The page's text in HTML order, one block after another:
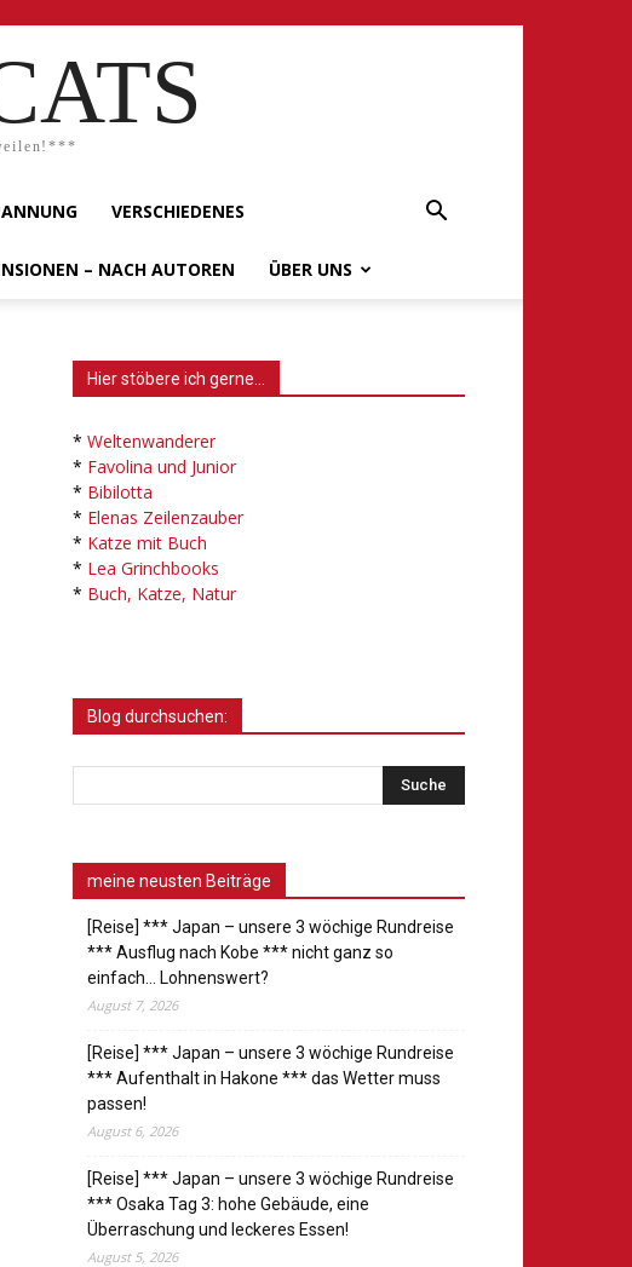
VERSCHIEDENES
– NACH AUTOREN ÜBER UNS
Hier stöbere ich gerne…
* Weltenwanderer
* Favolina und Junior
* Bibilotta
* Elenas Zeilenzauber
* Katze mit Buch
* Lea Grinchbooks
* Buch, Katze, Natur
Blog durchsuchen:
meine neusten Beiträge
[Reise] *** Japan – unsere 3 wöchige Rundreise
*** Ausflug nach Kobe *** nicht ganz so
einfach… Lohnenswert?
August 7, 2026
[Reise] *** Japan – unsere 3 wöchige Rundreise
*** Aufenthalt in Hakone *** das Wetter muss
passen!
August 6, 2026
[Reise] *** Japan – unsere 3 wöchige Rundreise
*** Osaka Tag 3: hohe Gebäude, eine
Überraschung und leckeres Essen!
August 5, 2026